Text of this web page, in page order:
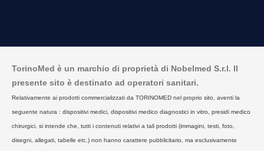
TorinoMed è un marchio di proprietà di Nobelmed S.r.l. Il
presente sito è destinato ad operatori sanitari.
Relativamente ai prodotti commercializzati da TORINOMED nel proprio sito, aventi la
seguente natura : dispositivi medici, dispositivi medico diagnostici in vitro, presidi medico
chirurgici, si intende che, tutti i contenuti relativi a tali prodotti (immagini, testi, foto,
disegni, allegati, tabelle etc.) non hanno carattere pubblicitario, ma esclusivamente